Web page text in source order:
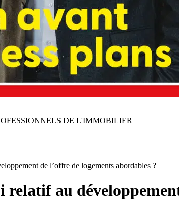
DE L'IMMOBILIER
de l’offre de logements abordables ?
au